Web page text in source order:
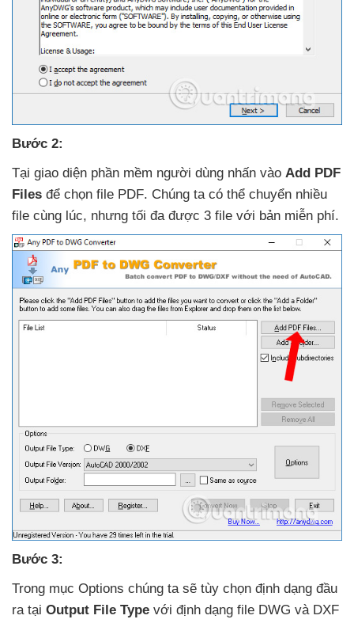
Bước 2:
Tại giao diện phần mềm người dùng nhấn vào Add PDF
Files để chọn file PDF. Chúng ta có thể chuyển nhiều
file cùng lúc, nhưng tối đa được 3 file với bản miễn phí.
Bước 3:
Trong mục Options chúng ta sẽ tùy chọn định dạng đầu
ra tại Output File Type với định dạng file DWG và DXF